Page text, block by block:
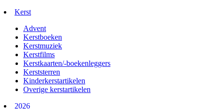
Kerst
Advent
Kerstboeken
Kerstmuziek
Kerstfilms
Kerstkaarten/-boekenleggers
Kerststerren
Kinderkerstartikelen
Overige kerstartikelen
2026